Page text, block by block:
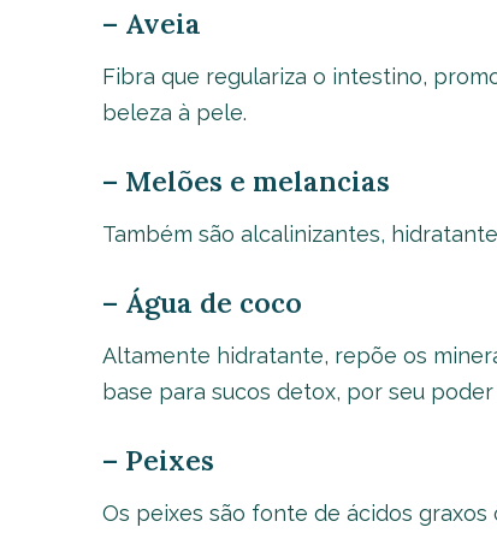
– Aveia
Fibra que regulariza o intestino,
beleza à pele.
– Melões e melancias
Também são alcalinizantes,
– Água de coco
Altamente hidratante, repõe os
base para sucos detox, por seu
– Peixes
Os peixes são fonte de ácidos